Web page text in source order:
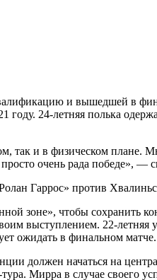
и вышедшей в
24-летняя полька
так и в физическом
очень рада победе», —
зоне», чтобы
выступлением. 22-
ожидать в финальном матче.
должен начаться на
Мирра в случае